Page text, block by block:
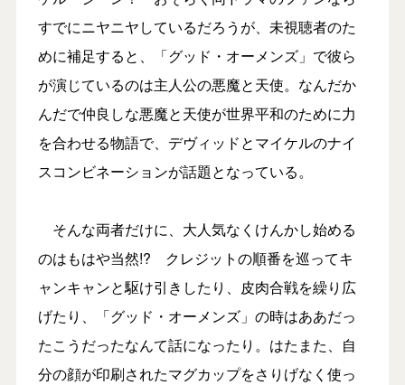
すでにニヤニヤしているだろうが、未視聴者のた
めに補足すると、「グッド・オーメンズ」で彼ら
が演じているのは主人公の悪魔と天使。なんだか
んだで仲良しな悪魔と天使が世界平和のために力
を合わせる物語で、デヴィッドとマイケルのナイ
スコンビネーションが話題となっている。
そんな両者だけに、大人気なくけんかし始める
のはもはや当然!? クレジットの順番を巡ってキ
ャンキャンと駆け引きしたり、皮肉合戦を繰り広
げたり、「グッド・オーメンズ」の時はああだっ
たこうだったなんて話になったり。はたまた、自
分の顔が印刷されたマグカップをさりげなく使っ